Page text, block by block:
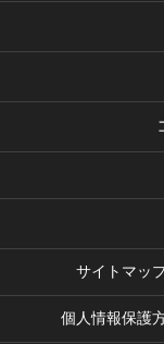
サイトマッ
個人情報保護